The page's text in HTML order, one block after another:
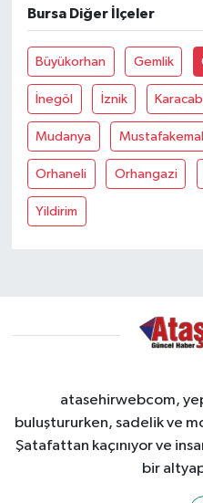
Bursa Diğer İlçeler
Büyükorhan Gemlik
İnegöl İznik
Mudanya
Orhaneli Orhangazi
Yildirim
atasehirwebcom,
buluştururken, sadelik ve
Şatafattan kaçınıyor ve
bir